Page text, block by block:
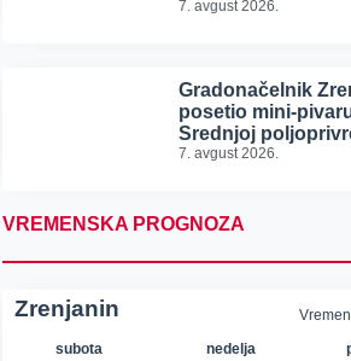
7. avgust 2026.
Gradonačelnik
posetio mini-
Srednjoj
7. avgust 2026.
VREMENSKA PROGNOZA